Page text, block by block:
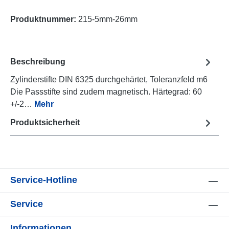
Produktnummer: 215-5mm-26mm
Beschreibung
Zylinderstifte DIN 6325 durchgehärtet, Toleranzfeld m6
Die Passstifte sind zudem magnetisch. Härtegrad: 60
+/-2… Mehr
Produktsicherheit
Service-Hotline
Service